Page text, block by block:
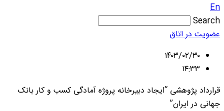
En
Search
عضویت در اتاق
۱۴۰۳/۰۲/۳۰
۱۴:۳۳
قرارداد پژوهشی “ایجاد دبیرخانه پروژه آمادگی کسب و کار بانک
جهانی در ایران”